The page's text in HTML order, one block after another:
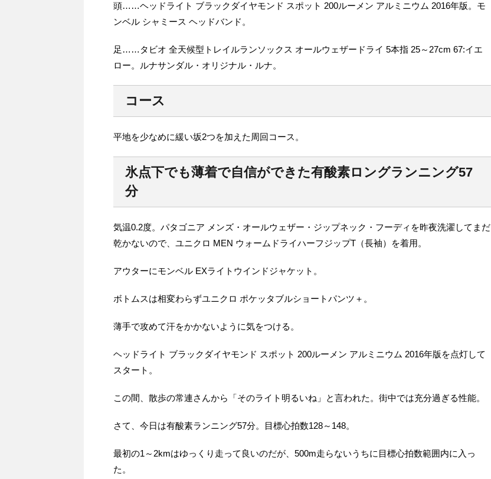
頭……ヘッドライト ブラックダイヤモンド スポット 200ルーメン アルミニウム 2016年版。モ
ンベル シャミース ヘッドバンド。
足……タビオ 全天候型トレイルランソックス オールウェザードライ 5本指 25～27cm 67:イエ
ロー。ルナサンダル・オリジナル・ルナ。
コース
平地を少なめに緩い坂2つを加えた周回コース。
氷点下でも薄着で自信ができた有酸素ロングランニング57
分
気温0.2度。パタゴニア メンズ・オールウェザー・ジップネック・フーディを昨夜洗濯してまだ
乾かないので、ユニクロ MEN ウォームドライハーフジップT（長袖）を着用。
アウターにモンベル EXライトウインドジャケット。
ボトムスは相変わらずユニクロ ポケッタブルショートパンツ＋。
薄手で攻めて汗をかかないように気をつける。
ヘッドライト ブラックダイヤモンド スポット 200ルーメン アルミニウム 2016年版を点灯して
スタート。
この間、散歩の常連さんから「そのライト明るいね」と言われた。街中では充分過ぎる性能。
さて、今日は有酸素ランニング57分。目標心拍数128～148。
最初の1～2kmはゆっくり走って良いのだが、500m走らないうちに目標心拍数範囲内に入っ
た。